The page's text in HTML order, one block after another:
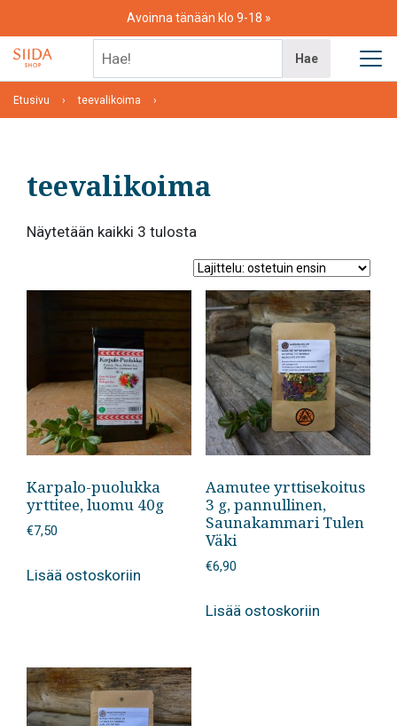
content
Avoinna tänään klo 9-18
Hae
Etusivu teevalikoima
teevalikoima
Näytetään kaikki 3 tulosta
ensin
Karpalo-puolukka
yrttitee, luomu 40g
€7,50
Lisää ostoskoriin
Aamutee yrttisekoitus
3 g, pannullinen,
Saunakammari Tulen
Väki
€6,90
Lisää ostoskoriin